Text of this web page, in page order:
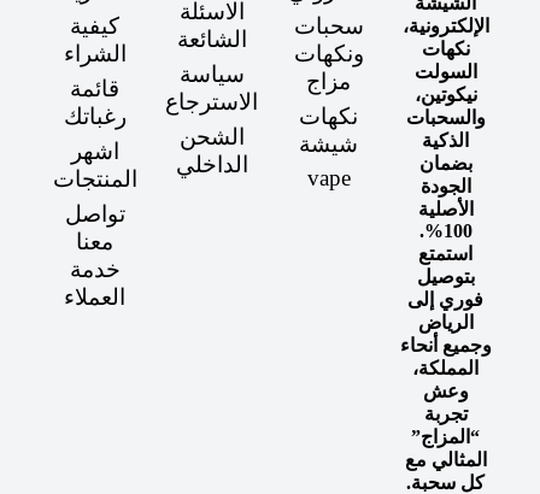
الإلكترونية،
نكهات
السولت
نيكوتين،
والسحبات
الذكية
بضمان
الجودة
الأصلية
100%.
استمتع
بتوصيل
فوري إلى
الرياض
وجميع أنحاء
المملكة،
وعش
تجربة
“المزاج”
المثالي مع
كل سحبة.
سحبات
ونكهات
مزاج
نكهات
شيشة
vape
الاسئلة
الشائعة
سياسة
الاسترجاع
الشحن
الداخلي
كيفية
الشراء
قائمة
رغباتك
اشهر
المنتجات
تواصل
معنا
خدمة
العملاء